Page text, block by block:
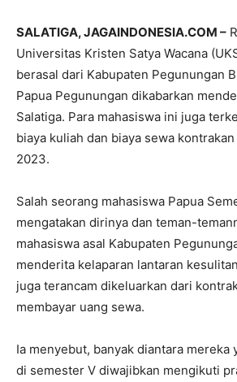
SALATIGA, JAGAINDONESIA.COM –
Universitas Kristen Satya Wacana
berasal dari Kabupaten Pegunungan
Papua Pegunungan dikabarkan
Salatiga. Para mahasiswa ini juga
biaya kuliah dan biaya sewa
2023.
Salah seorang mahasiswa Papua
mengatakan dirinya dan teman-
mahasiswa asal Kabupaten
menderita kelaparan lantaran
juga terancam dikeluarkan dari
membayar uang sewa.
Ia menyebut, banyak diantara mereka
di semester V diwajibkan mengikuti